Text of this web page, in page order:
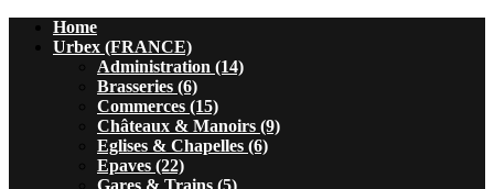
Home
Urbex (FRANCE)
Administration (14)
Brasseries (6)
Commerces (15)
Châteaux & Manoirs (9)
Eglises & Chapelles (6)
Epaves (22)
Gares & Trains (5)